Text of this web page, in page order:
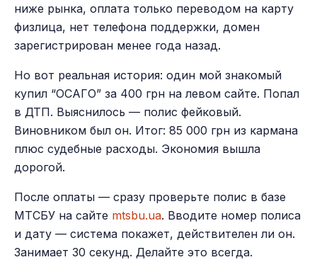
ниже рынка, оплата только переводом на карту
физлица, нет телефона поддержки, домен
зарегистрирован менее года назад.
Но вот реальная история: один мой знакомый
купил “ОСАГО” за 400 грн на левом сайте. Попал
в ДТП. Выяснилось — полис фейковый.
Виновником был он. Итог: 85 000 грн из кармана
плюс судебные расходы. Экономия вышла
дорогой.
После оплаты — сразу проверьте полис в базе
МТСБУ на сайте mtsbu.ua. Вводите номер полиса
и дату — система покажет, действителен ли он.
Занимает 30 секунд. Делайте это всегда.